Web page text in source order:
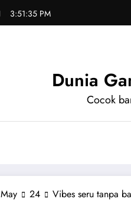
3:51:36 PM
Dunia
Cocok
May 24 Vibes seru tanpa